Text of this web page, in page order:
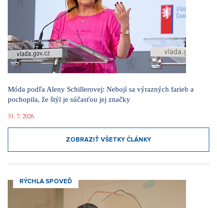
Móda podľa Aleny Schillerovej: Nebojí sa výrazných farieb a
pochopila, že štýl je súčasťou jej značky
31. 7. 2026
ZOBRAZIŤ VŠETKY ČLÁNKY
RÝCHLA SPOVEĎ